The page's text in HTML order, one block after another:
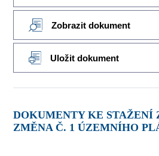
Zobrazit dokument
Uložit dokument
DOKUMENTY KE STAŽENÍ ZE SLOŽKY
ZMĚNA Č. 1 ÚZEMNÍHO